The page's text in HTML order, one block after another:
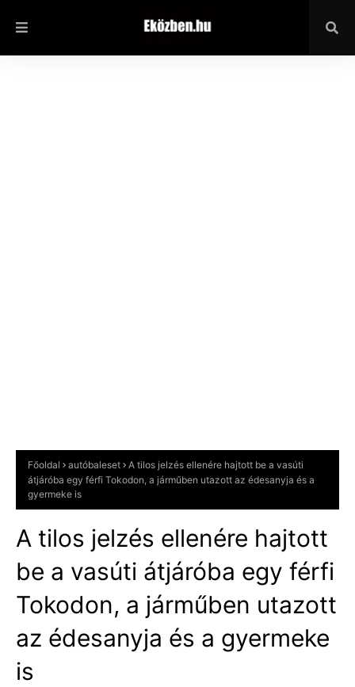
Főoldal autóbaleset
A tilos jelzés ellenére hajtott be a vasúti
átjáróba egy férfi Tokodon, a járműben utazott az édesanyja és a
gyermeke is
A tilos jelzés ellenére hajtott
be a vasúti átjáróba egy férfi
Tokodon, a járműben utazott
az édesanyja és a gyermeke
is